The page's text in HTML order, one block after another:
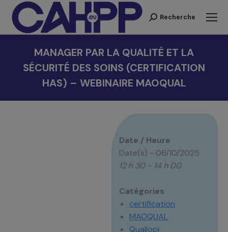
Recherche
Recherche
MANAGER PAR LA QUALITÉ ET LA
SÉCURITÉ DES SOINS (CERTIFICATION
HAS) – WEBINAIRE MAOQUAL
Date / Heure
Date(s) - 06/10/2025
12 h 30 - 14 h 00
Catégories
certification
MAOQUAL
Qualiopi